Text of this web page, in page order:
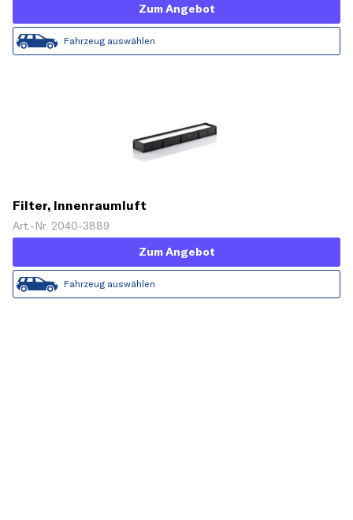
Zum Angebot
Fahrzeug auswählen
Filter, Innenraumluft
Art.-Nr. 2040-3889
Zum Angebot
Fahrzeug auswählen